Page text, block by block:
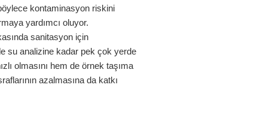
kontaminasyon riskini
yardımcı oluyor.
sanitasyon için
su analizine kadar pek çok yerde
olmasını hem de örnek taşıma
azalmasına da katkı